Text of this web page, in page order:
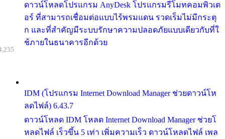
ดาวน์โหลดโปรแกรม AnyDesk โปรแกรมรีโมทคอมพิวเต
อร์ ที่สามารถเชื่อมต่อแบบไร้พรมแดน รวดเร็มไม่มีกระตุ
ก และที่สำคัญมีระบบรักษาความปลอดภัยแบบเดียวกับที่ใ
ช้ภายในธนาคารอีกด้วย
IDM (โปรแกรม Internet Download Manager ช่วยดาวน์โห
ลดไฟล์) 6.43.7
ดาวน์โหลด IDM โหลด Internet Download Manager ช่วยโ
หลดไฟล์ เร็วขึ้น 5 เท่า เพิ่มความเร็ว ดาวน์โหลดไฟล์ เพล